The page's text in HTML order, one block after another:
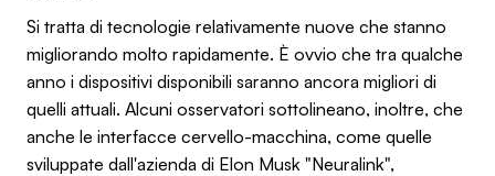
Si tratta di tecnologie relativamente nuove che stanno
migliorando molto rapidamente. È ovvio che tra qualche
anno i dispositivi disponibili saranno ancora migliori di
quelli attuali. Alcuni osservatori sottolineano, inoltre, che
anche le interfacce cervello-macchina, come quelle
sviluppate dall'azienda di Elon Musk "Neuralink",